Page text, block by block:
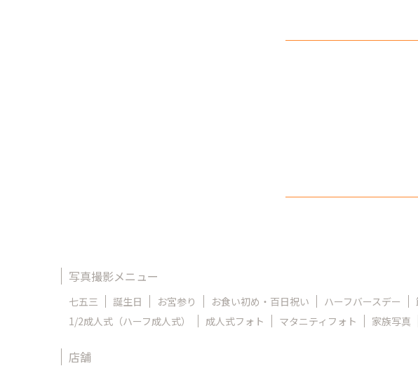
写真撮影メニュー
七五三 誕生日 お宮参り お食い初め・百日祝い ハーフバースデー
1/2成人式（ハーフ成人式）
成人式フォト マタニティフォト 家族写真
店舗